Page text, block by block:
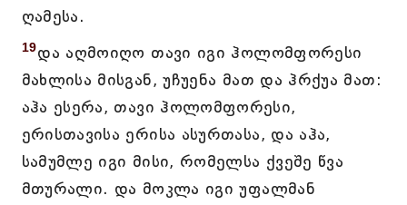
ღამესა.
19და აღმოიღო თავი იგი ჰოლომფორესი
მახლისა მისგან, უჩუენა მათ და ჰრქუა მათ:
აჰა ესერა, თავი ჰოლომფორესი,
ერისთავისა ერისა ასურთასა, და აჰა,
სამუმლე იგი მისი, რომელსა ქვეშე წვა
მთურალი. და მოკლა იგი უფალმან